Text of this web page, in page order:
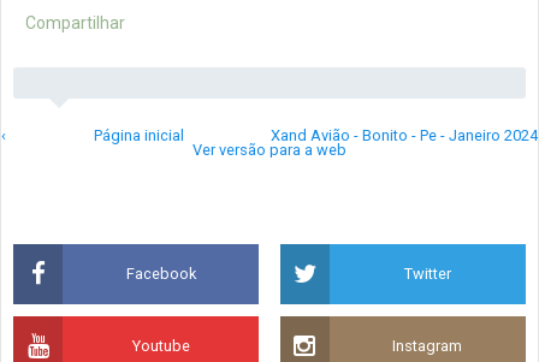
Compartilhar
‹ Xand Avião - Bonito - Pe - Janeiro 2024
Página inicial
Ver versão para a web
Facebook Twitter
Youtube Instagram